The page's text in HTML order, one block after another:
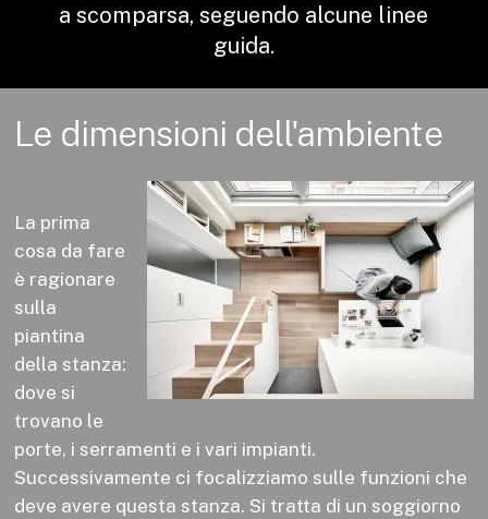
a scomparsa, seguendo alcune linee
guida.
Le dimensioni dell'ambiente
La prima
cosa da fare
è ragionare
sulla
piantina
della stanza:
dove si
trovano le
porte, i serramenti e i vari impianti.
Successivamente ci focalizziamo sulle funzioni che
deve avere questa stanza. Si tratta di un soggiorno